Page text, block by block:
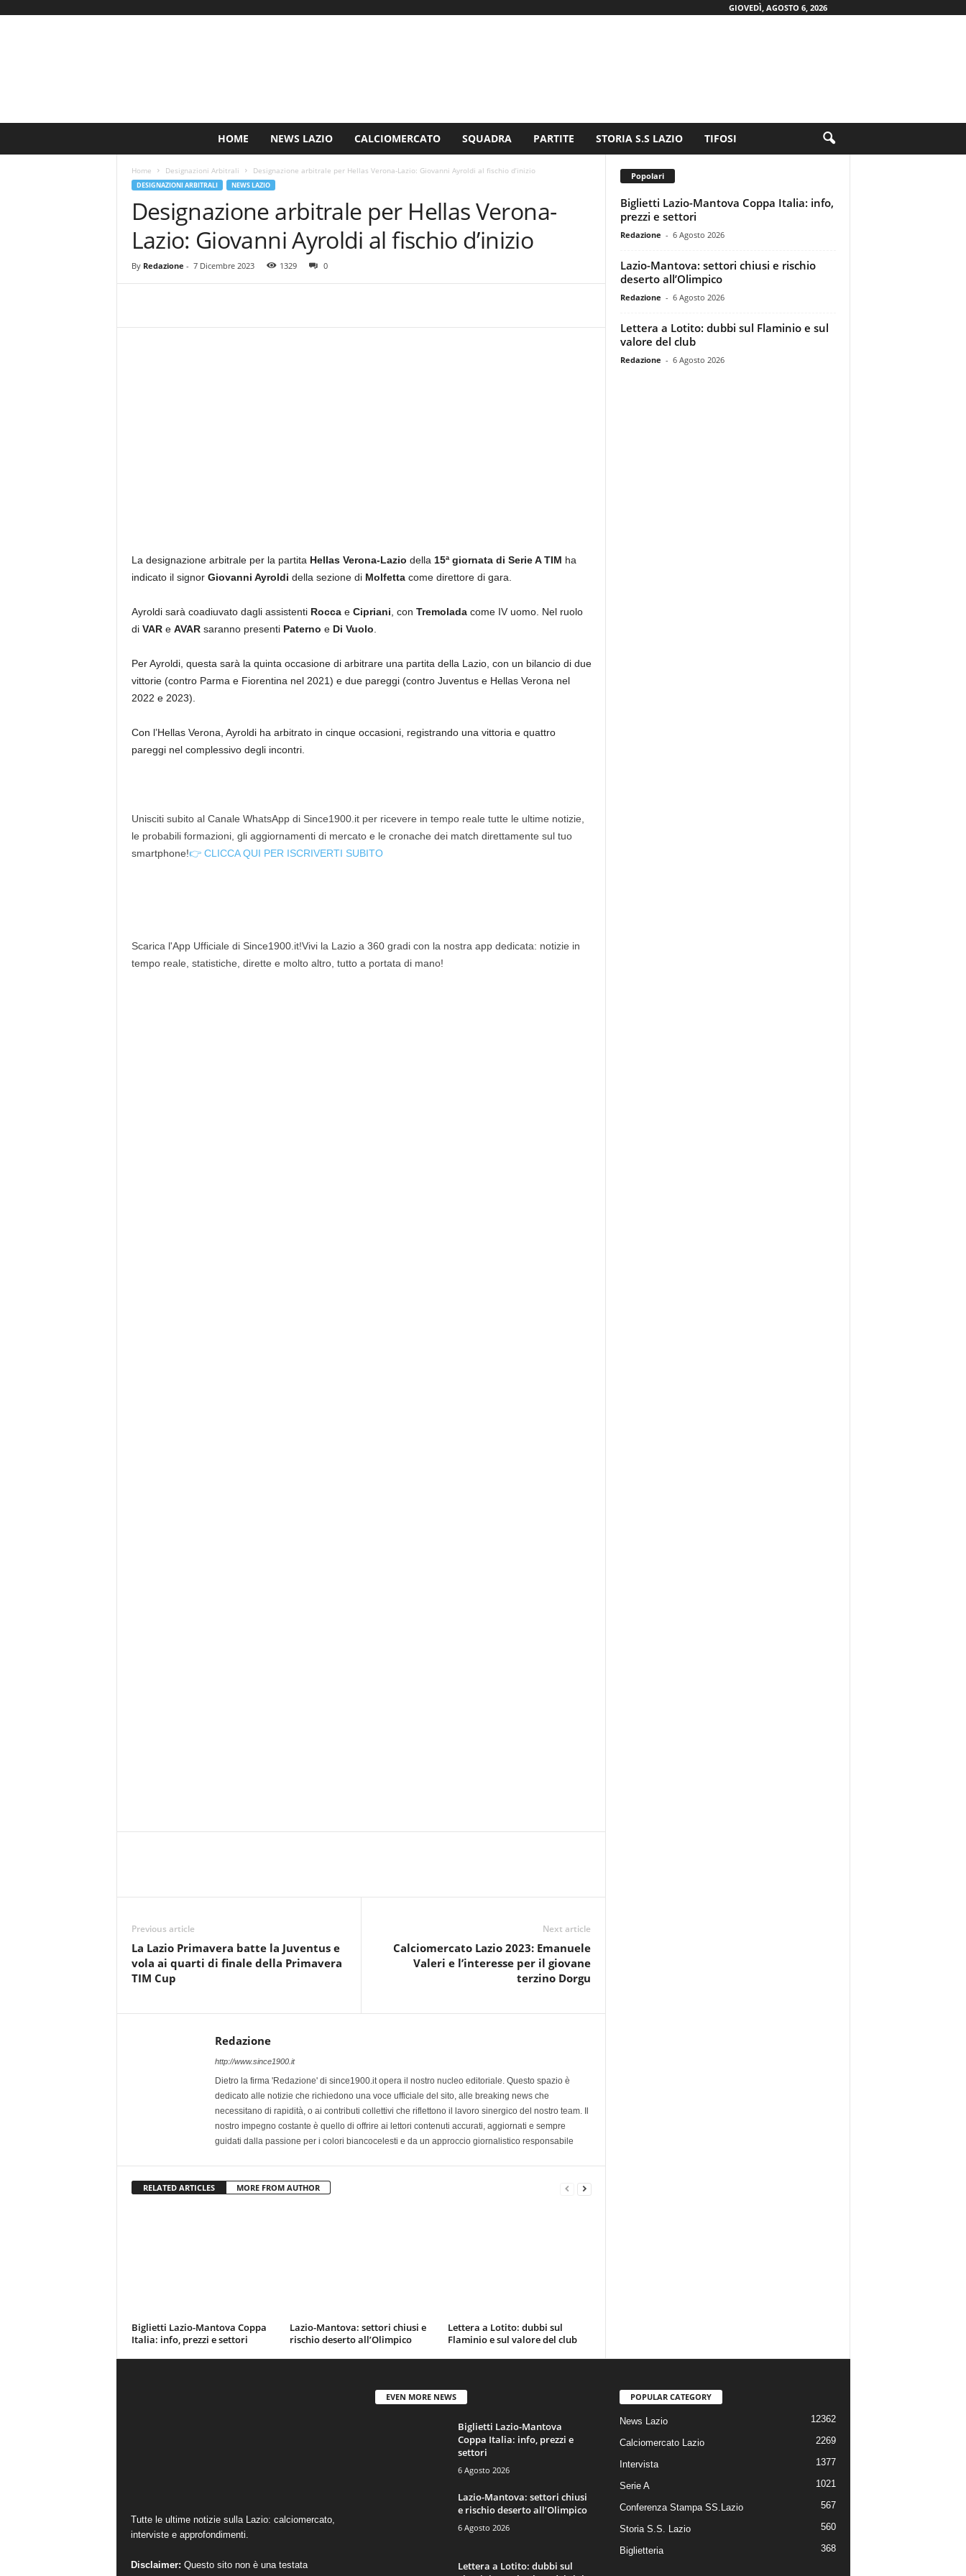
GIOVEDÌ, AGOSTO 6, 2026
HOME NEWS LAZIO CALCIOMERCATO SQUADRA PARTITE STORIA S.S LAZIO TIFOSI
Home Designazioni Arbitrali Designazione arbitrale per Hellas Verona-Lazio: Giovanni Ayroldi al fischio d’inizio
DESIGNAZIONI ARBITRALI NEWS LAZIO
Designazione arbitrale per Hellas Verona-
Lazio: Giovanni Ayroldi al fischio d’inizio
By Redazione - 7 Dicembre 2023 1329 0
La designazione arbitrale per la partita Hellas Verona-Lazio della 15ª giornata di Serie A TIM ha
indicato il signor Giovanni Ayroldi della sezione di Molfettacome direttore di gara.
Ayroldi sarà coadiuvato dagli assistenti Roccae Cipriani , con Tremoladacome IV uomo. Nel ruolo
di VARe AVARsaranno presenti Paterno e Di Vuolo
Per Ayroldi, questa sarà la quinta occasione di arbitrare una partita della Lazio, con un bilancio di due
vittorie (contro Parma e Fiorentina nel 2021) e due pareggi (contro Juventus e Hellas Verona nel
2022 e 2023).
Con l’Hellas Verona, Ayroldi ha arbitrato in cinque occasioni, registrando una vittoria e quattro
pareggi nel complessivo degli incontri.
Unisciti subito al Canale WhatsApp di Since1900.it per ricevere in tempo reale tutte le ultime notizie,
le probabili formazioni, gli aggiornamenti di mercato e le cronache dei match direttamente sul tuo
smartphone!👉 CLICCA QUI PER ISCRIVERTI SUBITO
Scarica l'App Ufficiale di Since1900.it!Vivi la Lazio a 360 gradi con la nostra app dedicata: notizie in
tempo reale, statistiche, dirette e molto altro, tutto a portata di mano!
Previous article
La Lazio Primavera batte la Juventus e
vola ai quarti di finale della Primavera
TIM Cup
Next article
Calciomercato Lazio 2023: Emanuele
Valeri e l’interesse per il giovane
terzino Dorgu
Redazione
http://www.since1900.it
Dietro la firma 'Redazione' di since1900.it opera il nostro nucleo editoriale. Questo spazio è
dedicato alle notizie che richiedono una voce ufficiale del sito, alle breaking news che
necessitano di rapidità, o ai contributi collettivi che riflettono il lavoro sinergico del nostro team. Il
nostro impegno costante è quello di offrire ai lettori contenuti accurati, aggiornati e sempre
guidati dalla passione per i colori biancocelesti e da un approccio giornalistico responsabile
RELATED ARTICLES MORE FROM AUTHOR
Biglietti Lazio-Mantova Coppa
Italia: info, prezzi e settori
Lazio-Mantova: settori chiusi e
rischio deserto all’Olimpico
Lettera a Lotito: dubbi sul
Flaminio e sul valore del club
Popolari
Biglietti Lazio-Mantova Coppa Italia: info,
prezzi e settori
Redazione - 6 Agosto 2026
Lazio-Mantova: settori chiusi e rischio
deserto all’Olimpico
Redazione - 6 Agosto 2026
Lettera a Lotito: dubbi sul Flaminio e sul
valore del club
Redazione - 6 Agosto 2026
Tutte le ultime notizie sulla Lazio: calciomercato,
interviste e approfondimenti.
Disclaimer: Questo sito non è una testata
EVEN MORE NEWS
Biglietti Lazio-Mantova
Coppa Italia: info, prezzi e
settori
6 Agosto 2026
Lazio-Mantova: settori chiusi
e rischio deserto all’Olimpico
6 Agosto 2026
Lettera a Lotito: dubbi sul
POPULAR CATEGORY
News Lazio 12362
Calciomercato Lazio 2269
Intervista 1377
Serie A 1021
Conferenza Stampa SS.Lazio 567
Storia S.S. Lazio 560
Biglietteria 368